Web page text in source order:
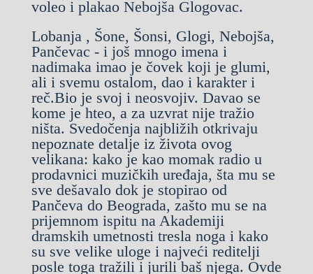
voleo i plakao Nebojša Glogovac.
Lobanja , Šone, Šonsi, Glogi, Nebojša,
Pančevac - i još mnogo imena i
nadimaka imao je čovek koji je glumi,
ali i svemu ostalom, dao i karakter i
reč.Bio je svoj i neosvojiv. Davao se
kome je hteo, a za uzvrat nije tražio
ništa. Svedočenja najbližih otkrivaju
nepoznate detalje iz života ovog
velikana: kako je kao momak radio u
prodavnici muzičkih uređaja, šta mu se
sve dešavalo dok je stopirao od
Pančeva do Beograda, zašto mu se na
prijemnom ispitu na Akademiji
dramskih umetnosti tresla noga i kako
su sve velike uloge i najveći reditelji
posle toga tražili i jurili baš njega. Ovde